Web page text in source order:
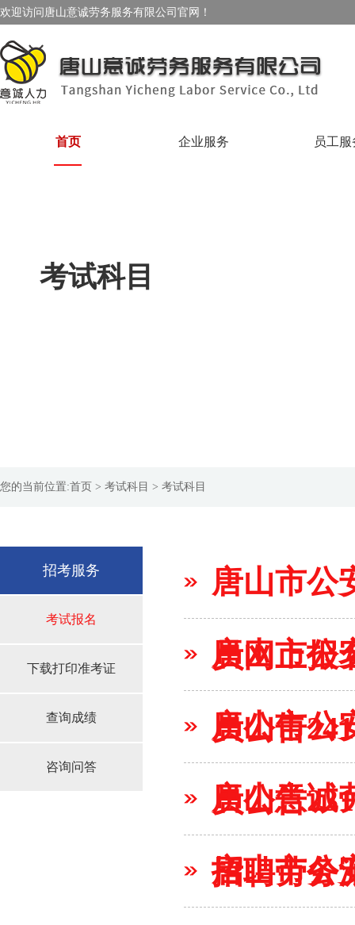
欢迎访问唐山意诚劳务服务有限公司官网！
首页 企业服务 员工服
考试科目
您的当前位置:首页 > 考试科目 > 考试科目
招考服务
考试报名
下载打印准考证
查询成绩
咨询问答
唐山市公
员网上报
唐山市公
员公告
唐山市公
员公告
唐山意诚
招聘劳务
唐山市公